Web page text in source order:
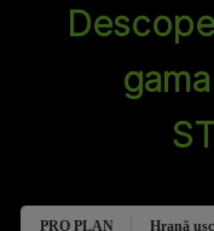
Gama
PRO PLAN Hrană